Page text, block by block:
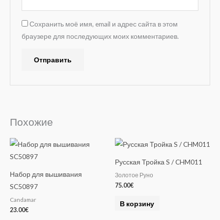
Сохранить моё имя, email и адрес сайта в этом
браузере для последующих моих комментариев.
n
a
i
v
e
:
Похожие
Набор для вышивания
SC50897
Candamar
23.00€
Русская Тройка S / CHM011
Золотое Руно
75.00€
В корзину